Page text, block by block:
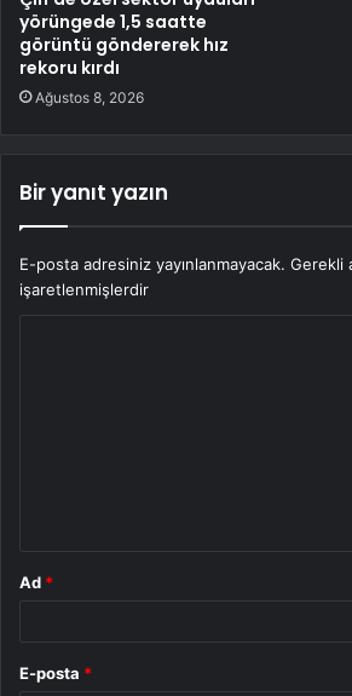
yörüngede 1,5 saatte
görüntü göndererek hız
rekoru kırdı
Ağustos 8, 2026
Bir yanıt yazın
E-posta adresiniz yayınlanmayacak. Gerekli
işaretlenmişlerdir
Ad *
E-posta *